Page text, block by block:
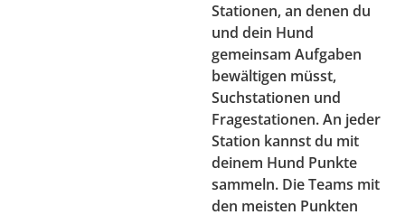
Stationen, an denen du
und dein Hund
gemeinsam Aufgaben
bewältigen müsst,
Suchstationen und
Fragestationen. An jeder
Station kannst du mit
deinem Hund Punkte
sammeln. Die Teams mit
den meisten Punkten